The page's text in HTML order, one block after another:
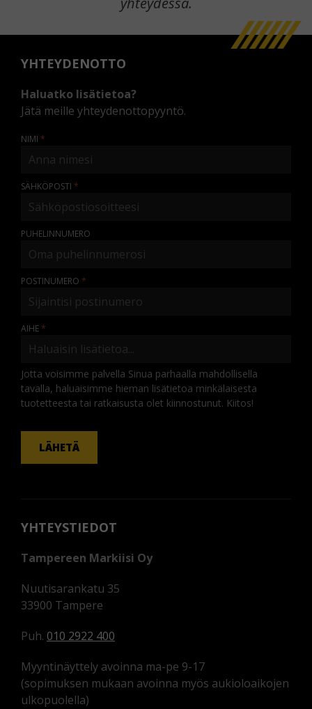
YHTEYDENOTTO
Haluatko lisätietoa?
Jätä meille yhteydenottopyyntö.
NIMI
SÄHKÖPOSTI
PUHELINNUMERO
POSTINUMERO
AIHE
Jotta voisimme palvella Sinua parhaalla mahdollisella
tavalla, haluaisimme hieman lisätietoa minkälaisesta
tuotetteesta tai ratkaisusta olet kiinnostunut. Kiitos!
KOMMENTTI
LÄHETÄ
YHTEYSTIEDOT
Tampereen Markiisi Oy
Nuutisarankatu 35
33900 Tampere
Puh. 010 2922 400
Myyntinäyttely avoinna ma-pe 9-17
(sopimuksen mukaan avoinna myös aukioloaikojen
ulkopuolella)